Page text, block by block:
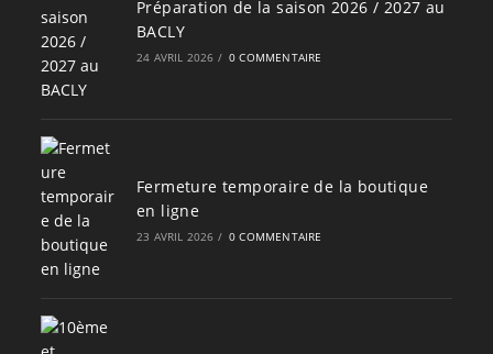
Préparation de la saison 2026 / 2027 au
BACLY
24 AVRIL 2026 / 0 COMMENTAIRE
Fermeture temporaire de la boutique
en ligne
23 AVRIL 2026 / 0 COMMENTAIRE